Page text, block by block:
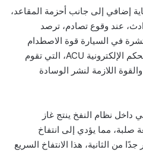
إضافي إلى جانب أحزمة المقاعد،
عند وقوع تصادم، ترصد
في السيارة قوة الاصطدام
وترسل المعلومات إلى وحدة التحكم الإلكترونية ACU، التي تقوم
اللازمة لنشر الوسادة
داخل نظام النفخ ينتج غاز
صلبة، مما يؤدي إلى انتفاخ
من الثانية، هذا الانتفاخ السريع